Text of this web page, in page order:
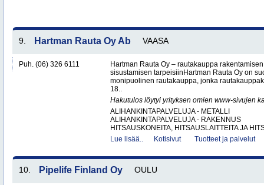
9. Hartman Rauta Oy Ab VAASA
Puh. (06) 326 6111
Hartman Rauta Oy – rautakauppa
sisustamisen tarpeisiinHartman Rauta Oy on
monipuolinen rautakauppa, jonka
18..
Hakutulos löytyi yrityksen omien www-sivujen
ALIHANKINTAPALVELUJA - METALLI
ALIHANKINTAPALVELUJA - RAKENNUS
HITSAUSKONEITA, HITSAUSLAITTEITA JA
Lue lisää..
Kotisivut Tuotteet ja palvelut
10. Pipelife Finland Oy OULU